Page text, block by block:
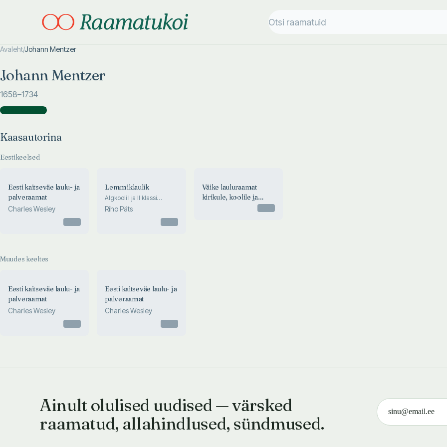
Avaleht/Johann Mentzer
Johann Mentzer
1658–1734
Kaasautorina )
Kaasautorina
Eestikeelsed
Eesti kaitseväe laulu- ja
palveraamat
Charles Wesley
Lemmiklaulik
Algkooli I ja II klassi
lauluvara
Riho Päts
Väike lauluraamat
kirikule, koolile ja
Muudes keeltes
Eesti kaitseväe laulu- ja
palveraamat
Charles Wesley
Eesti kaitseväe laulu- ja
palveraamat
Charles Wesley
Ainult olulised uudised — värsked
raamatud, allahindlused, sündmused.